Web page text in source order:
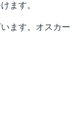
ます。
ます。オスカー